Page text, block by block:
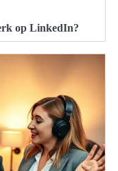
op LinkedIn?